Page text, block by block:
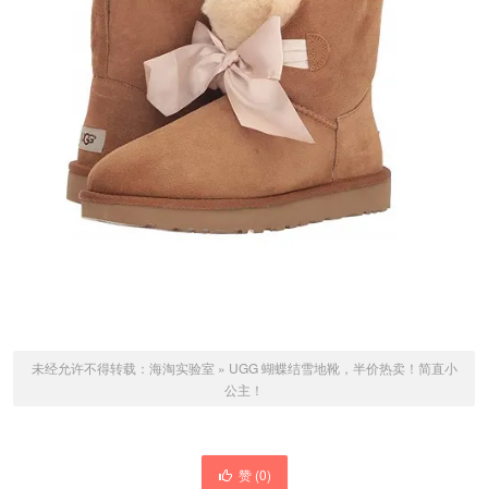
未经允许不得转载： 海淘实验室 » UGG 蝴蝶结雪地靴，半价热卖！简直小
公主！
赞 (0)